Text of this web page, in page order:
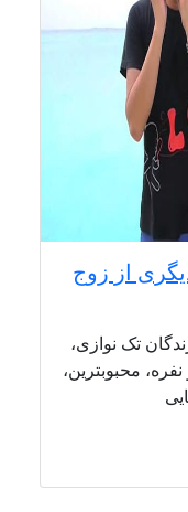
از زوج
تک نوازی،
محبوبترین،